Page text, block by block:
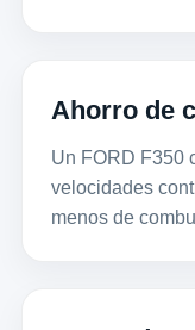
Ahorro de
Un FORD F350
velocidades
menos de